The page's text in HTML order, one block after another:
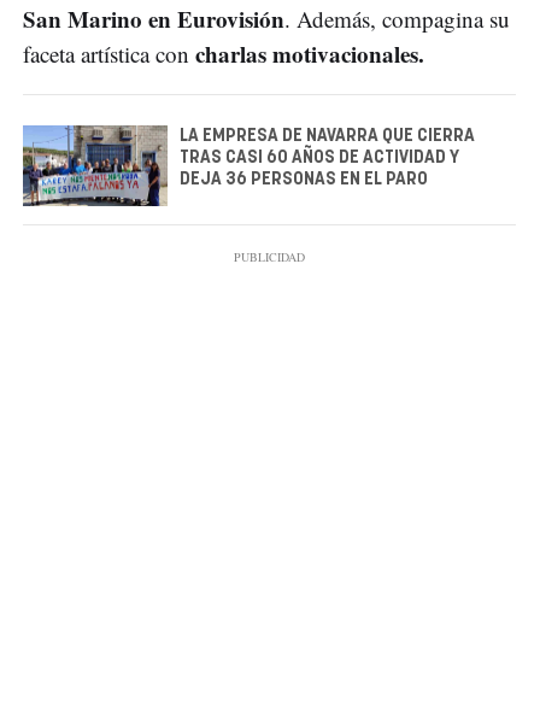
San Marino en Eurovisión. Además, compagina su
faceta artística con charlas motivacionales.
LA EMPRESA DE NAVARRA QUE CIERRA
TRAS CASI 60 AÑOS DE ACTIVIDAD Y
DEJA 36 PERSONAS EN EL PARO